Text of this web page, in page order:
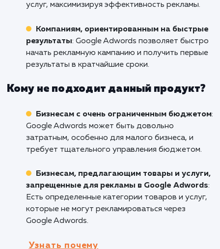
AdWords. Мы с нетерпением ждем
Кому подходит данный продукт?
Международным бизнесам: Если ваша
компания стремится привлечь клиентов по
миру, Google Adwords может стать
решением, благодаря своей широкой
охвата.
Компаниям с широким спектром
услуг: С помощью Google Adwords вы
настроить детализированные рекламные
кампании для каждого из ваших товаров или